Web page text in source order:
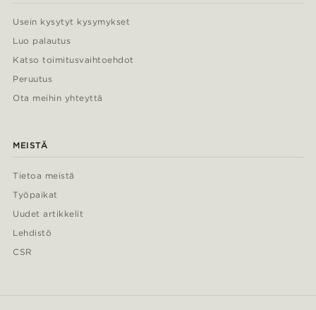
Usein kysytyt kysymykset
Luo palautus
Katso toimitusvaihtoehdot
Peruutus
Ota meihin yhteyttä
MEISTÄ
Tietoa meistä
Työpaikat
Uudet artikkelit
Lehdistö
CSR